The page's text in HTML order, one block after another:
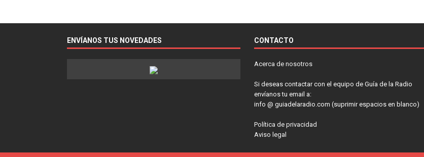
ENVÍANOS TUS NOVEDADES CONTACTO
Acerca de nosotros
Si deseas contactar con el equipo de Guía de la Radio
envíanos tu email a:
info @ guiadelaradio.com (suprimir espacios en blanco)
Política de privacidad
Aviso legal